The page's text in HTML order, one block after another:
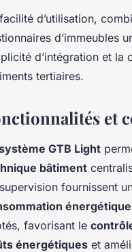
d’utilisation,
d’immeubles
d’intégration et
tertiaires.
et
GTB Light
bâtiment
fournissent
énergétique
favorisant le
énergétiques et